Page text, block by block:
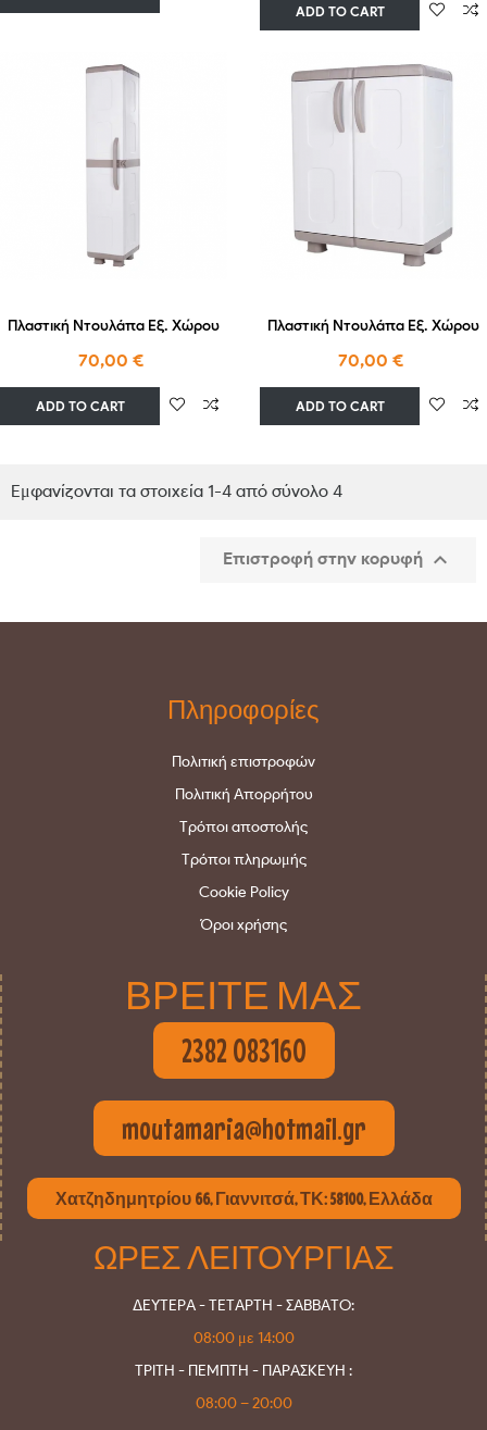
ADD TO CART
Πλαστική Ντουλάπα Εξ. Χώρου
70,00 €
ADD TO CART
Πλαστική Ντουλάπα Εξ. Χώρου
70,00 €
ADD TO CART
Εμφανίζονται τα στοιχεία 1-4 από σύνολο 4
Επιστροφή στην κορυφή 
Πληροφορίες
Πολιτική επιστροφών
Πολιτική Απορρήτου
Τρόποι αποστολής
Τρόποι πληρωμής
Cookie Policy
Όροι χρήσης
ΒΡΕΙΤΕ ΜΑΣ
2382 083160
moutamaria@hotmail.gr
Χατζηδημητρίου 66, Γιαννιτσά, ΤΚ: 58100, Ελλάδα
ΩΡΕΣ ΛΕΙΤΟΥΡΓΙΑΣ
ΔΕΥΤΕΡΑ - ΤΕΤΑΡΤΗ - ΣΑΒΒΑΤΟ:
08:00 με 14:00
ΤΡΙΤΗ - ΠΕΜΠΤΗ - ΠΑΡΑΣΚΕΥΗ :
08:00 – 20:00